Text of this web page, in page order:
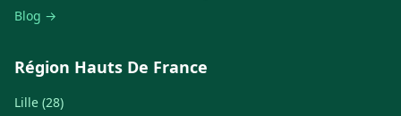
Blog →
Région Hauts De France
Lille (28)